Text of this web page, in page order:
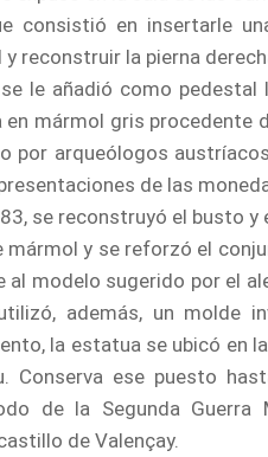
consistió en insertarle
reconstruir la pierna
le añadió como pedestal
en mármol gris procedente
por arqueólogos
de las
se reconstruyó el busto y
y se reforzó el
al modelo sugerido por el
además, un molde
la estatua se ubicó en
Conserva ese puesto
de la Segunda Guerra
de Valençay.